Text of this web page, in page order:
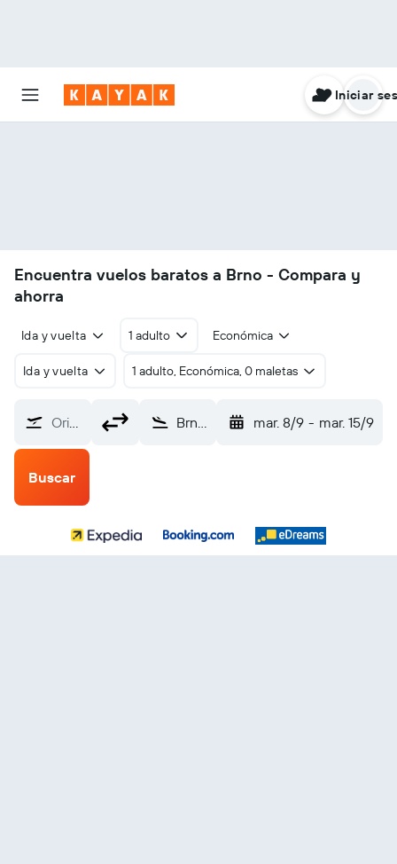
Iniciar
Encuentra vuelos baratos a Brno - Compara y
ahorra
Ida y vuelta 1 adulto Económica
Ida y vuelta 1 adulto, Económica, 0 maletas
Origen Brno Turany (BRQ) mar. 8/9 - mar. 15/9
Buscar